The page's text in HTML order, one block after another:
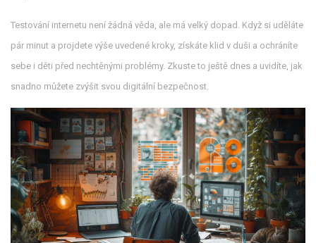
Testování internetu není žádná věda, ale má velký dopad. Když si uděláte
pár minut a projdete výše uvedené kroky, získáte klid v duši a ochráníte
sebe i děti před nechtěnými problémy. Zkuste to ještě dnes a uvidíte, jak
snadno můžete zvýšit svou digitální bezpečnost.